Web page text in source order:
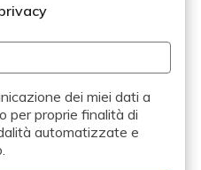
dei miei dati a
per proprie finalità di
automatizzate e